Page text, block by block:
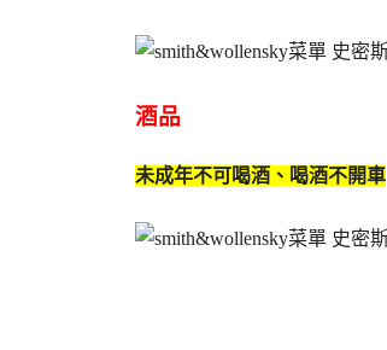
酒品
未成年不可喝酒、喝酒不開車